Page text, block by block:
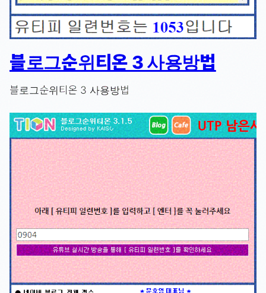
블로그순위티온 3 사용방법
블로그순위티온 3 사용방법